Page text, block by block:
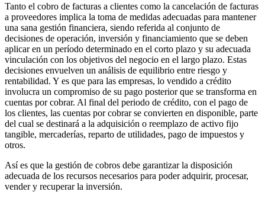
Tanto el cobro de facturas a clientes como la cancelación de facturas
a proveedores implica la toma de medidas adecuadas para mantener
una sana gestión financiera, siendo referida al conjunto de
decisiones de operación, inversión y financiamiento que se deben
aplicar en un período determinado en el corto plazo y su adecuada
vinculación con los objetivos del negocio en el largo plazo. Estas
decisiones envuelven un análisis de equilibrio entre riesgo y
rentabilidad. Y es que para las empresas, lo vendido a crédito
involucra un compromiso de su pago posterior que se transforma en
cuentas por cobrar. Al final del periodo de crédito, con el pago de
los clientes, las cuentas por cobrar se convierten en disponible, parte
del cual se destinará a la adquisición o reemplazo de activo fijo
tangible, mercaderías, reparto de utilidades, pago de impuestos y
otros.
Así es que la gestión de cobros debe garantizar la disposición
adecuada de los recursos necesarios para poder adquirir, procesar,
vender y recuperar la inversión.